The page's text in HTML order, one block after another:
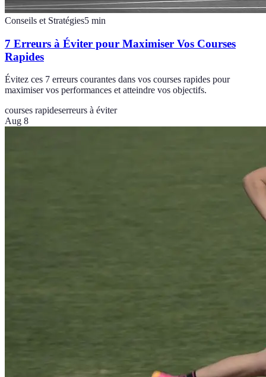
Conseils et Stratégies5 min
7 Erreurs à Éviter pour Maximiser Vos Courses
Rapides
Évitez ces 7 erreurs courantes dans vos courses rapides pour
maximiser vos performances et atteindre vos objectifs.
courses rapideserreurs à éviter
Aug 8